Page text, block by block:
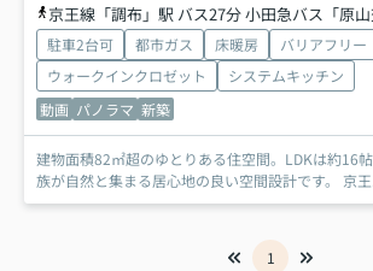
京王線「調布」駅 バス27分 小田急バス「原山
駐車2台可 都市ガス 床暖房
バリアフリー
ウォークインクロゼット
システムキッチン
動画 パノラマ 新築
建物面積82㎡超のゆとりある住空間。LDKは約16
族が自然と集まる居心地の良い空間
1